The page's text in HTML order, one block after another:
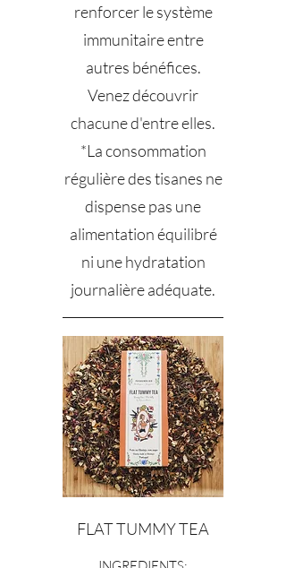
renforcer le système
immunitaire entre
autres bénéfices.
Venez découvrir
chacune d'entre elles.
*La consommation
régulière des tisanes ne
dispense pas une
alimentation équilibré
ni une hydratation
journalière adéquate.
FLAT TUMMY TEA